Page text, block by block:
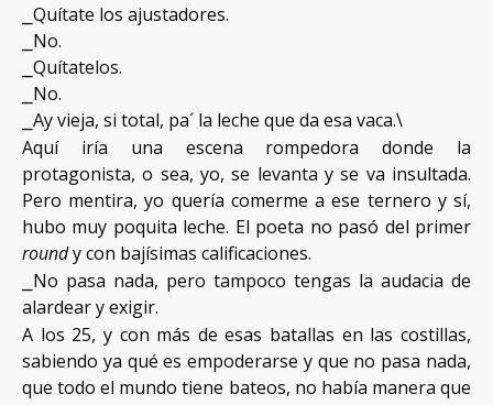
⎯Quítate los ajustadores.
⎯No.
⎯Quítatelos.
⎯No.
⎯Ay vieja, si total, pa´ la leche que da esa vaca.\
Aquí iría una escena rompedora donde la
protagonista, o sea, yo, se levanta y se va insultada.
Pero mentira, yo quería comerme a ese ternero y sí,
hubo muy poquita leche. El poeta no pasó del primer
roundy con bajísimas calificaciones.
⎯No pasa nada, pero tampoco tengas la audacia de
alardear y exigir.
A los 25, y con más de esas batallas en las costillas,
sabiendo ya qué es empoderarse y que no pasa nada,
que todo el mundo tiene bateos, no había manera que